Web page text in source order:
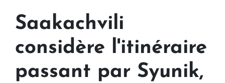
Saakachvili
considère l'itinéraire
passant par Syunik,